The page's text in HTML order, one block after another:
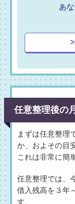
あ
任意整理後の
まずは任意整理
か、およその目
これは非常に簡
任意整理では、
借入残高を３年
す。